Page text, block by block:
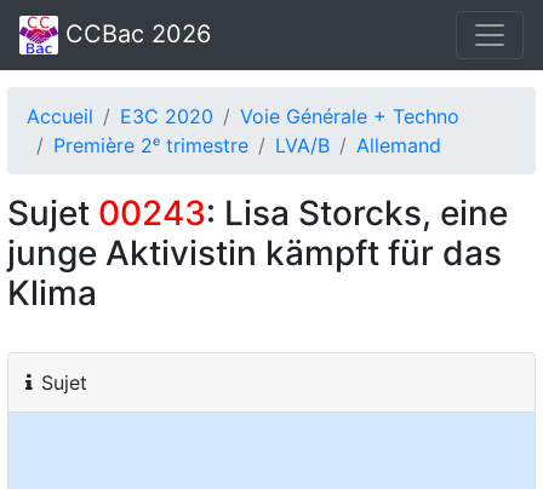
CCBac 2026
Accueil E3C 2020
Voie Générale + Techno
Première 2ᵉ trimestre
LVA/B Allemand
Sujet 00243: Lisa Storcks, eine
junge Aktivistin kämpft für das
Klima
Sujet